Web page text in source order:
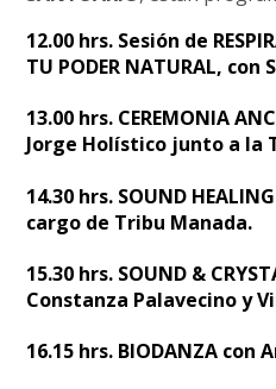
12.00 hrs. Sesión de
TU PODER NATURAL, con
13.00 hrs. CEREMONIA
Jorge Holístico junto a la
14.30 hrs. SOUND
cargo de Tribu Manada.
15.30 hrs. SOUND &
Constanza Palavecino y
16.15 hrs. BIODANZA con